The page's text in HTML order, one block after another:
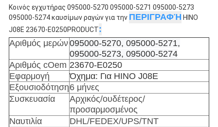
Κοινός εγχυτήρας 095000-5270 095000-5271 095000-5273
095000-5274 καυσίμων ραγών για την ΠΕΡΙΓΡΑΦΉ HINO
J08E 23670-E0250PRODUCT:
Αριθμός μερών095000-5270, 095000-5271,
095000-5273, 095000-5274
Αριθμός cOem 23670-E0250
Εφαρμογή
Όχημα: Για HINO J08E
Εξουσιοδότηση6 μήνες
Συσκευασία
Αρχικός/ουδέτερος/
προσαρμοσμένος
Ναυτιλία
DHL/FEDEX/UPS/TNT